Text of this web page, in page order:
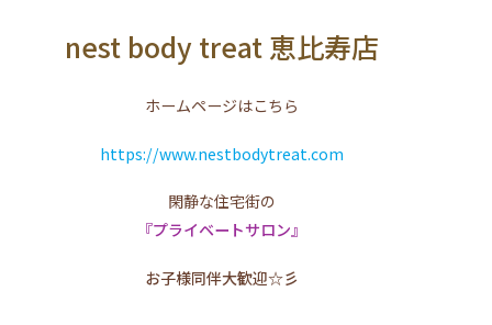
nest body treat 恵比寿店
ホームページはこちら
https://www.nestbodytreat.com
閑静な住宅街の
『プライベートサロン』
お子様同伴大歓迎☆彡